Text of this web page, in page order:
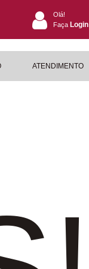
Olá!
Faça Login
ATENDIMENTO